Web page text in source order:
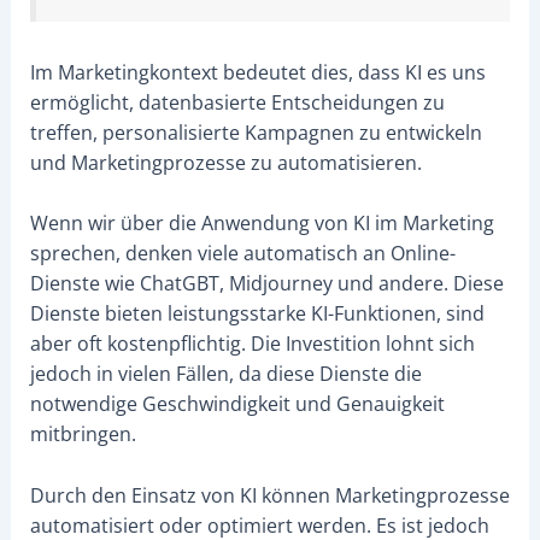
Im Marketingkontext bedeutet dies, dass KI es uns
ermöglicht, datenbasierte Entscheidungen zu
treffen, personalisierte Kampagnen zu entwickeln
und Marketingprozesse zu automatisieren.
Wenn wir über die Anwendung von KI im Marketing
sprechen, denken viele automatisch an Online-
Dienste wie ChatGBT, Midjourney und andere. Diese
Dienste bieten leistungsstarke KI-Funktionen, sind
aber oft kostenpflichtig. Die Investition lohnt sich
jedoch in vielen Fällen, da diese Dienste die
notwendige Geschwindigkeit und Genauigkeit
mitbringen.
Durch den Einsatz von KI können Marketingprozesse
automatisiert oder optimiert werden. Es ist jedoch